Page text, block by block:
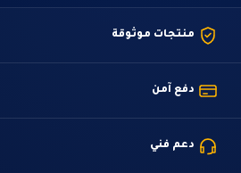
منتجات موثوقة
دفع آمن
دعم فني